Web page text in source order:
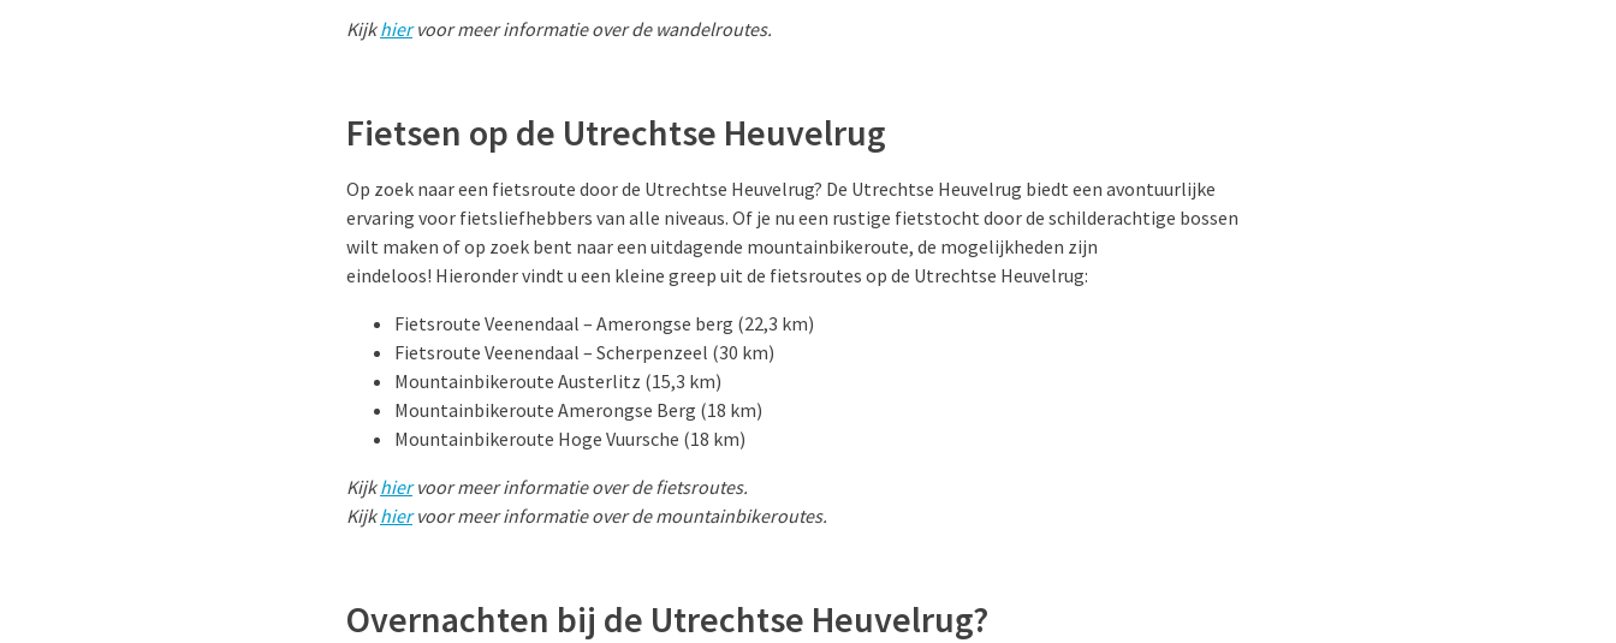
Kijkhiervoor meer informatie over de wandelroutes.
Fietsen op de Utrechtse Heuvelrug
Op zoek naar een fietsroute door de Utrechtse Heuvelrug? De Utrechtse Heuvelrug biedt een avontuurlijke
ervaring voor fietsliefhebbers van alle niveaus. Of je nu een rustige fietstocht door de schilderachtige bossen
wilt maken of op zoek bent naar een uitdagende mountainbikeroute, de mogelijkheden zijn
eindeloos! Hieronder vindt u een kleine greep uit de fietsroutes op de Utrechtse Heuvelrug:
Fietsroute Veenendaal – Amerongse berg (22,3 km)
Fietsroute Veenendaal – Scherpenzeel (30 km)
Mountainbikeroute Austerlitz (15,3 km)
Mountainbikeroute Amerongse Berg (18 km)
Mountainbikeroute Hoge Vuursche (18 km)
Kijkhiervoor meer informatie over de fietsroutes.
Kijkhiervoor meer informatie over de mountainbikeroutes.
Overnachten bij de Utrechtse Heuvelrug?